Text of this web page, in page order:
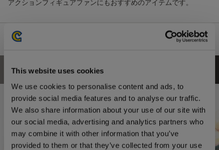
This website uses cookies
We use cookies to personalise content and ads, to
provide social media features and to analyse our traffic.
We also share information about your use of our site with
our social media, advertising and analytics partners who
may combine it with other information that you’ve
provided to them or that they’ve collected from your use
アクションフィギュアファンにもおすすめのアイテムです。
あなたにおすすめの商品